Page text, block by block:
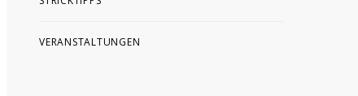
VERANSTALTUNGEN